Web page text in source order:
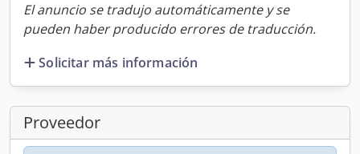
El anuncio se tradujo automáticamente y se
pueden haber producido errores de traducción.
Solicitar más información
Proveedor